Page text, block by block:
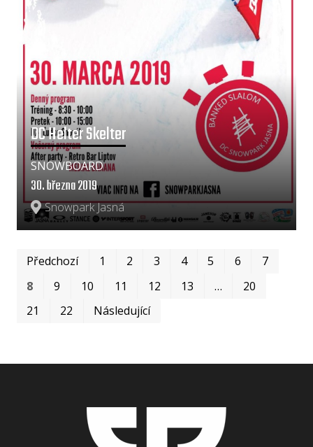
DC Helter Skelter
Snowpark Jasná
30. března 2019
SNOWBOARD
Předchozí 1 2 3 4 5 6
7
8
9 10 11 12 13 …
20
21
22 Následující